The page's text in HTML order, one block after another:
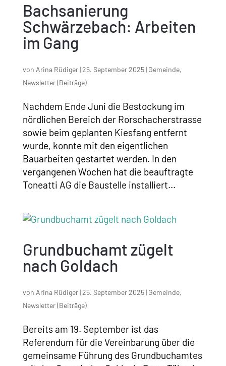
Bachsanierung
Schwärzebach: Arbeiten
im Gang
von Arina Rüdiger|25. September 2025| Gemeinde,
Newsletter (Beiträge)
Nachdem Ende Juni die Bestockung im
nördlichen Bereich der Rorschacherstrasse
sowie beim geplanten Kiesfang entfernt
wurde, konnte mit den eigentlichen
Bauarbeiten gestartet werden. In den
vergangenen Wochen hat die beauftragte
Toneatti AG die Baustelle installiert...
Grundbuchamt zügelt
nach Goldach
von Arina Rüdiger|25. September 2025| Gemeinde,
Newsletter (Beiträge)
Bereits am 19. September ist das
Referendum für die Vereinbarung über die
gemeinsame Führung des Grundbuchamtes